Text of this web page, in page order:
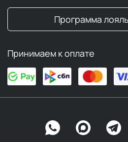
Программа
Принимаем к оплате